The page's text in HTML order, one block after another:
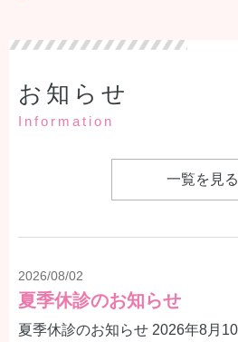
お知らせ
Information
一覧を見る
2026/08/02
夏季休診のお知らせ
夏季休診のお知らせ 2026年8月10日（月）午後から8月